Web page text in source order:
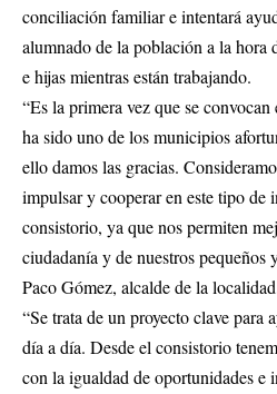
conciliación familiar e intentará
alumnado de la población a la hora
e hijas mientras están trabajando.
“Es la primera vez que se
ha sido uno de los municipios
ello damos las gracias.
impulsar y cooperar en este tipo de
consistorio, ya que nos permiten
ciudadanía y de nuestros pequeños
Paco Gómez, alcalde de la
“Se trata de un proyecto clave para
día a día. Desde el consistorio
con la igualdad de oportunidades e